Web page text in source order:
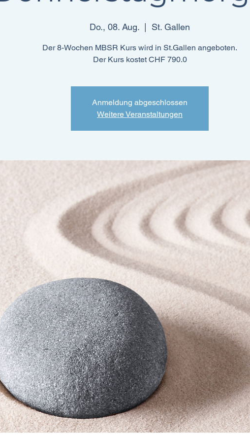
Do., 08. Aug. St. Gallen
Der 8-Wochen MBSR Kurs wird in St.Gallen angeboten.
Der Kurs kostet CHF 790.0
Anmeldung abgeschlossen
Weitere Veranstaltungen